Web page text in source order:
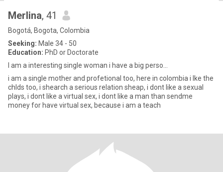
Merlina, 41
Bogotá, Bogota, Colombia
Seeking: Male 34 - 50
Education: PhD or Doctorate
I am a interesting single woman i have a big perso...
i am a single mother and profetional too, here in colombia i lke the
chlds too, i shearch a serious relation sheap, i dont like a sexual
plays, i dont like a virtual sex, i dont like a man than sendme
money for have virtual sex, because i am a teach